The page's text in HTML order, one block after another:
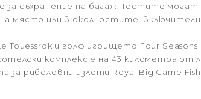
за съхранение на багаж. Гостите могат
място или в околностите,
Touessrok и голф игрището Four
хотелски комплекс е на 43 километра от
за риболовни излети Royal Big Game